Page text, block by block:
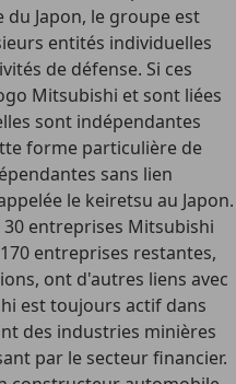
Japon, le groupe est
entités individuelles
de défense. Si ces
Mitsubishi et sont liées
sont indépendantes
forme particulière de
sans lien
le keiretsu au Japon.
entreprises Mitsubishi
entreprises restantes,
ont d'autres liens avec
est toujours actif dans
des industries minières
par le secteur financier.